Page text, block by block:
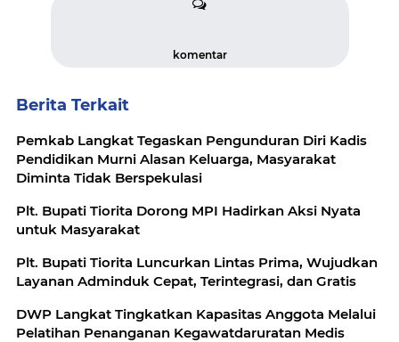
komentar
Berita Terkait
Pemkab Langkat Tegaskan Pengunduran Diri Kadis
Pendidikan Murni Alasan Keluarga, Masyarakat
Diminta Tidak Berspekulasi
Plt. Bupati Tiorita Dorong MPI Hadirkan Aksi Nyata
untuk Masyarakat
Plt. Bupati Tiorita Luncurkan Lintas Prima, Wujudkan
Layanan Adminduk Cepat, Terintegrasi, dan Gratis
DWP Langkat Tingkatkan Kapasitas Anggota Melalui
Pelatihan Penanganan Kegawatdaruratan Medis